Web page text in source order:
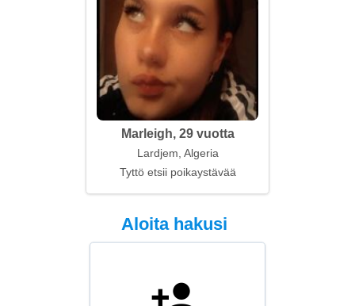
Marleigh, 29 vuotta
Lardjem, Algeria
Tyttö etsii poikaystävää
Aloita hakusi